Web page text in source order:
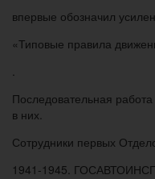
впервые обозначил
«Типовые правила
.
Последовательная
в них.
Сотрудники первых
1941-1945.